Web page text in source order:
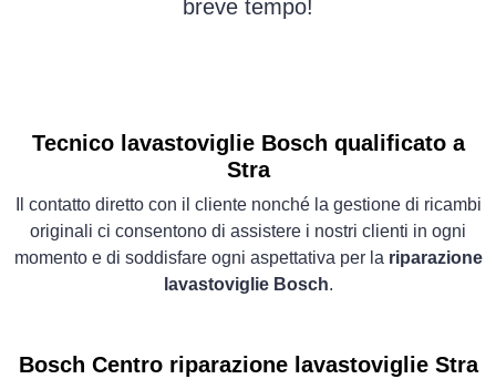
breve tempo!
Tecnico lavastoviglie Bosch qualificato a
Stra
Il contatto diretto con il cliente nonché la gestione di ricambi
originali ci consentono di assistere i nostri clienti in ogni
momento e di soddisfare ogni aspettativa per la riparazione
lavastoviglie Bosch.
Bosch Centro riparazione lavastoviglie Stra